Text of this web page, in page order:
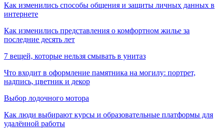
Как изменились способы общения и защиты личных данных в
интернете
Как изменились представления о комфортном жилье за
последние десять лет
7 вещей, которые нельзя смывать в унитаз
Что входит в оформление памятника на могилу: портрет,
надпись, цветник и декор
Выбор лодочного мотора
Как люди выбирают курсы и образовательные платформы для
удалённой работы